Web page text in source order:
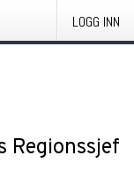
LOGG INN
Regionssjef